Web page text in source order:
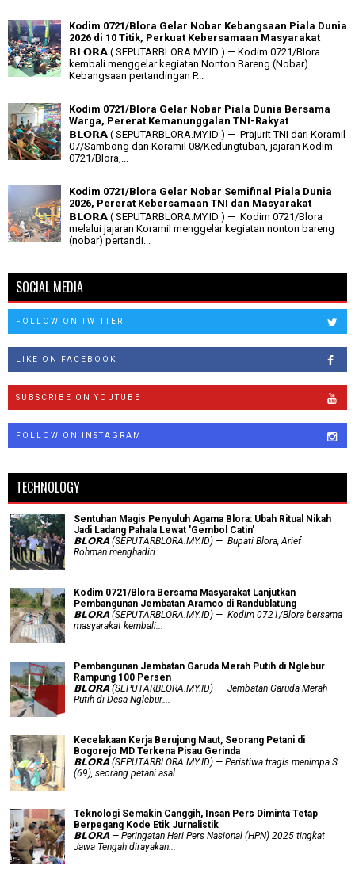
Kodim 0721/Blora Gelar Nobar Kebangsaan Piala Dunia
2026 di 10 Titik, Perkuat Kebersamaan Masyarakat
𝗕𝗟𝗢𝗥𝗔 ( SEPUTARBLORA.MY.ID ) — Kodim 0721/Blora
kembali menggelar kegiatan Nonton Bareng (Nobar)
Kebangsaan pertandingan P...
Kodim 0721/Blora Gelar Nobar Piala Dunia Bersama
Warga, Pererat Kemanunggalan TNI-Rakyat
𝗕𝗟𝗢𝗥𝗔 ( SEPUTARBLORA.MY.ID ) — Prajurit TNI dari Koramil
07/Sambong dan Koramil 08/Kedungtuban, jajaran Kodim
0721/Blora,...
Kodim 0721/Blora Gelar Nobar Semifinal Piala Dunia
2026, Pererat Kebersamaan TNI dan Masyarakat
𝗕𝗟𝗢𝗥𝗔 ( SEPUTARBLORA.MY.ID ) — Kodim 0721/Blora
melalui jajaran Koramil menggelar kegiatan nonton bareng
(nobar) pertandi...
SOCIAL MEDIA
FOLLOW ON TWITTER
LIKE ON FACEBOOK
SUBSCRIBE ON YOUTUBE
FOLLOW ON INSTAGRAM
TECHNOLOGY
Sentuhan Magis Penyuluh Agama Blora: Ubah Ritual Nikah
Jadi Ladang Pahala Lewat 'Gembol Catin'
𝗕𝗟𝗢𝗥𝗔 (SEPUTARBLORA.MY.ID) — Bupati Blora, Arief
Rohman menghadiri...
Kodim 0721/Blora Bersama Masyarakat Lanjutkan
Pembangunan Jembatan Aramco di Randublatung
𝗕𝗟𝗢𝗥𝗔 (SEPUTARBLORA.MY.ID) — Kodim 0721/Blora bersama
masyarakat kembali...
Pembangunan Jembatan Garuda Merah Putih di Nglebur
Rampung 100 Persen
𝗕𝗟𝗢𝗥𝗔 (SEPUTARBLORA.MY.ID) — Jembatan Garuda Merah
Putih di Desa Nglebur,...
Kecelakaan Kerja Berujung Maut, Seorang Petani di
Bogorejo MD Terkena Pisau Gerinda
𝗕𝗟𝗢𝗥𝗔 (SEPUTARBLORA.MY.ID) — Peristiwa tragis menimpa S
(69), seorang petani asal...
Teknologi Semakin Canggih, Insan Pers Diminta Tetap
Berpegang Kode Etik Jurnalistik
𝗕𝗟𝗢𝗥𝗔 — Peringatan Hari Pers Nasional (HPN) 2025 tingkat
Jawa Tengah dirayakan...